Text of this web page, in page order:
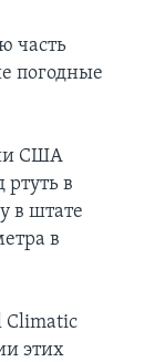
часть
погодные
США
в
в штате
в
Climatic
этих